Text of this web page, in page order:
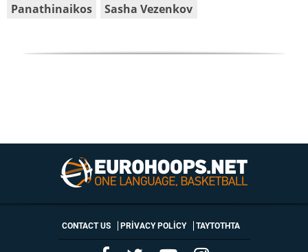
Panathinaikos
Sasha Vezenkov
CONTACT US PRIVACY POLICY ΤΑΥΤΟΤΗΤΑ